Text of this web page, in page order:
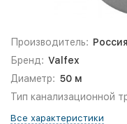
Производитель: Россия
Бренд: Valfex
Диаметр: 50 м
Тип канализационной
Все характеристики